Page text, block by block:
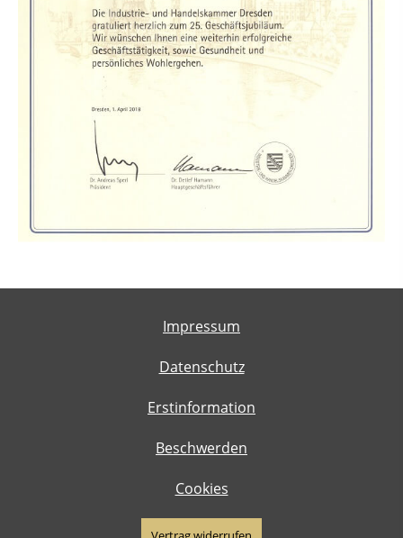
Impressum
Datenschutz
Erstinformation
Beschwerden
Cookies